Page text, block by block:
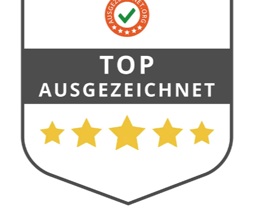
Unsere Datenschutzerklärung finden sie